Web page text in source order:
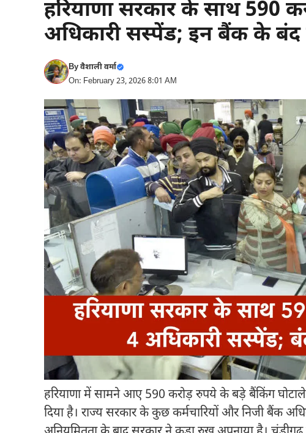
हरियाणा सरकार के साथ 590
अधिकारी सस्पेंड; इन बैंक के बंद
Byवैशाली वर्मा
On: February 23, 2026 8:01 AM
हरियाणा में सामने आए 590 करोड़ रुपये के बड़े बैंकिंग
दिया है। राज्य सरकार के कुछ कर्मचारियों और निजी बैंक